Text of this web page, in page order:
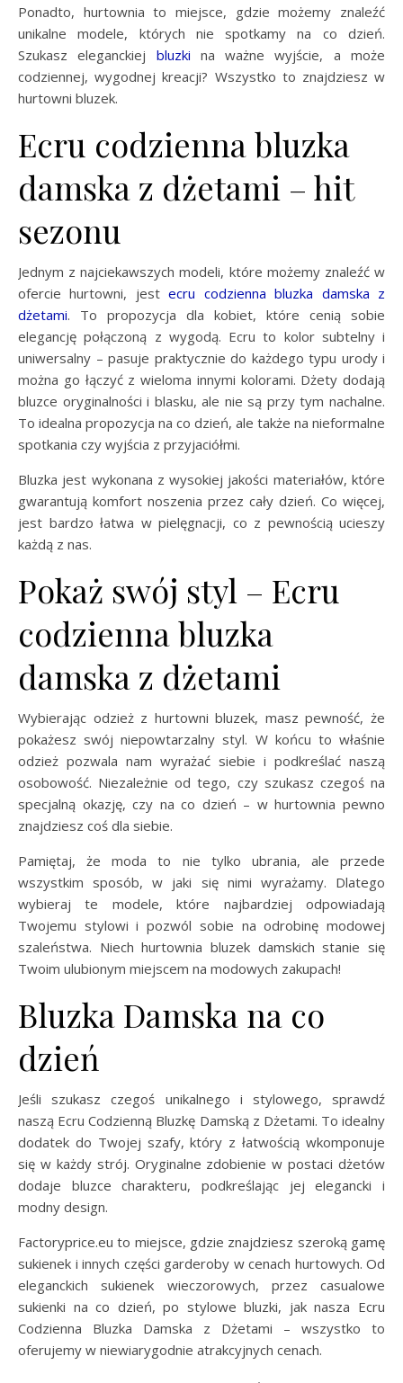
Ponadto, hurtownia to miejsce, gdzie możemy znaleźć
unikalne modele, których nie spotkamy na co dzień.
Szukasz eleganckiej bluzki na ważne wyjście, a może
codziennej, wygodnej kreacji? Wszystko to znajdziesz w
hurtowni bluzek.
Ecru codzienna bluzka
damska z dżetami – hit
sezonu
Jednym z najciekawszych modeli, które możemy znaleźć w
ofercie hurtowni, jestecru codzienna bluzka damska z
dżetami. To propozycja dla kobiet, które cenią sobie
elegancję połączoną z wygodą. Ecru to kolor subtelny i
uniwersalny – pasuje praktycznie do każdego typu urody i
można go łączyć z wieloma innymi kolorami. Dżety dodają
bluzce oryginalności i blasku, ale nie są przy tym nachalne.
To idealna propozycja na co dzień, ale także na nieformalne
spotkania czy wyjścia z przyjaciółmi.
Bluzka jest wykonana z wysokiej jakości materiałów, które
gwarantują komfort noszenia przez cały dzień. Co więcej,
jest bardzo łatwa w pielęgnacji, co z pewnością ucieszy
każdą z nas.
Pokaż swój styl – Ecru
codzienna bluzka
damska z dżetami
Wybierając odzież z hurtowni bluzek, masz pewność, że
pokażesz swój niepowtarzalny styl. W końcu to właśnie
odzież pozwala nam wyrażać siebie i podkreślać naszą
osobowość. Niezależnie od tego, czy szukasz czegoś na
specjalną okazję, czy na co dzień – w hurtownia pewno
znajdziesz coś dla siebie.
Pamiętaj, że moda to nie tylko ubrania, ale przede
wszystkim sposób, w jaki się nimi wyrażamy. Dlatego
wybieraj te modele, które najbardziej odpowiadają
Twojemu stylowi i pozwól sobie na odrobinę modowej
szaleństwa. Niech hurtownia bluzek damskich stanie się
Twoim ulubionym miejscem na modowych zakupach!
Bluzka Damska na co
dzień
Jeśli szukasz czegoś unikalnego i stylowego, sprawdź
naszą Ecru Codzienną Bluzkę Damską z Dżetami. To idealny
dodatek do Twojej szafy, który z łatwością wkomponuje
się w każdy strój. Oryginalne zdobienie w postaci dżetów
dodaje bluzce charakteru, podkreślając jej elegancki i
modny design.
Factoryprice.eu to miejsce, gdzie znajdziesz szeroką gamę
sukienek i innych części garderoby w cenach hurtowych. Od
eleganckich sukienek wieczorowych, przez casualowe
sukienki na co dzień, po stylowe bluzki, jak nasza Ecru
Codzienna Bluzka Damska z Dżetami – wszystko to
oferujemy w niewiarygodnie atrakcyjnych cenach.